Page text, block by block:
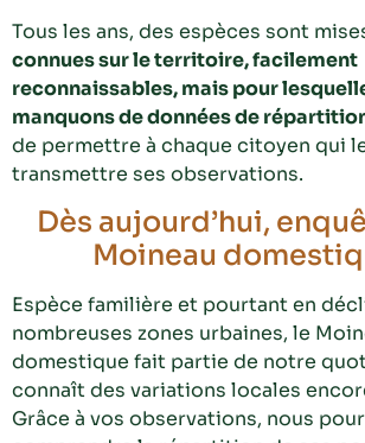
Tous les ans, des espèces sont
connues sur le territoire, facilement
reconnaissables, mais pour
manquons de données de
de permettre à chaque citoyen qui
transmettre ses observations.
Dès aujourd’hui,
Moineau
Espèce familière et pourtant en
nombreuses zones urbaines, le
domestique fait partie de notre
connaît des variations locales
Grâce à vos observations, nous